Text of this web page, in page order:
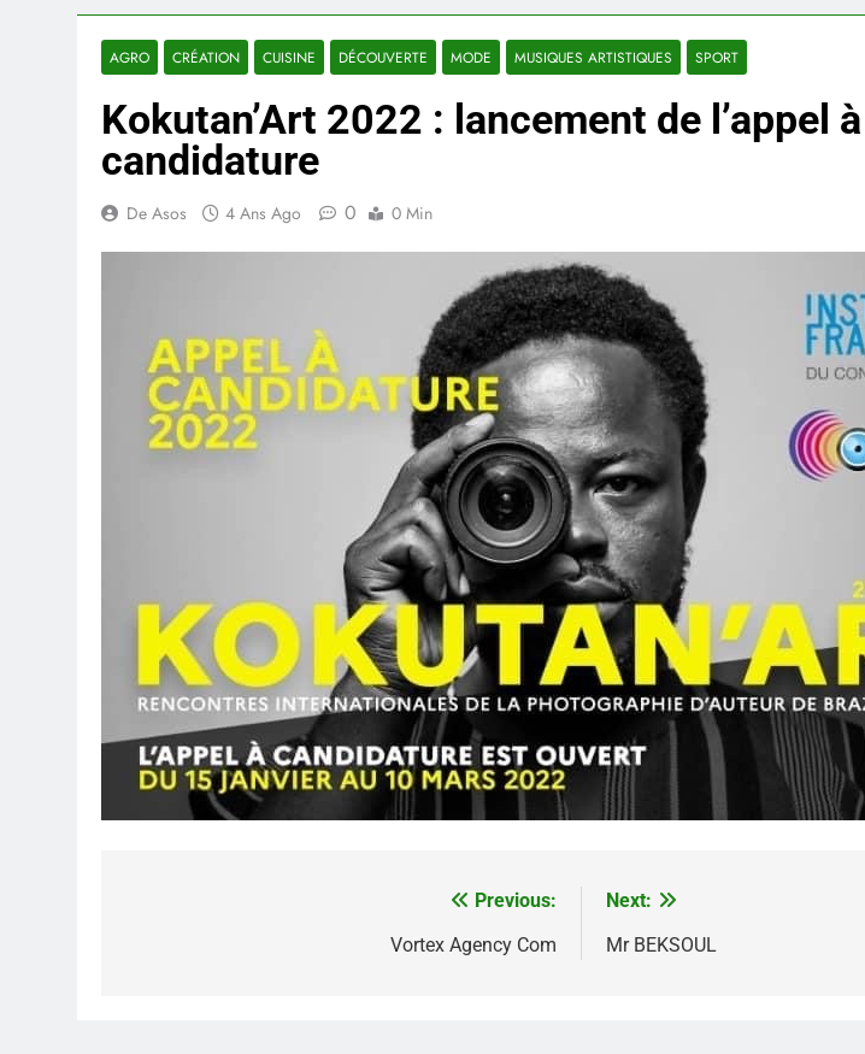
AGRO CRÉATION CUISINE DÉCOUVERTE MODE MUSIQUES ARTISTIQUES SPORT
Kokutan’Art 2022 : lancement de l’appel à
candidature
De Asos 4 Ans Ago 0 0 Min
Previous:
Vortex Agency Com
Next:
Mr BEKSOUL